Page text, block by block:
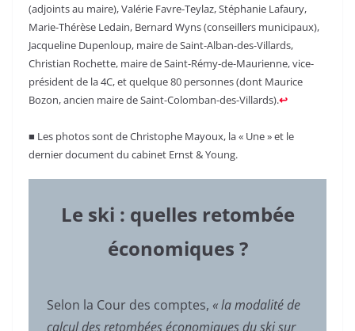
(adjoints au maire), Valérie Favre-Teylaz, Stéphanie Lafaury,
Marie-Thérèse Ledain, Bernard Wyns (conseillers municipaux),
Jacqueline Dupenloup, maire de Saint-Alban-des-Villards,
Christian Rochette, maire de Saint-Rémy-de-Maurienne, vice-
président de la 4C, et quelque 80 personnes (dont Maurice
Bozon, ancien maire de Saint-Colomban-des-Villards).↩︎
■ Les photos sont de Christophe Mayoux, la « Une » et le
dernier document du cabinet Ernst & Young.
Le ski : quelles retombée
économiques ?
Selon la Cour des comptes, « la modalité de
calcul des retombées économiques du ski sur